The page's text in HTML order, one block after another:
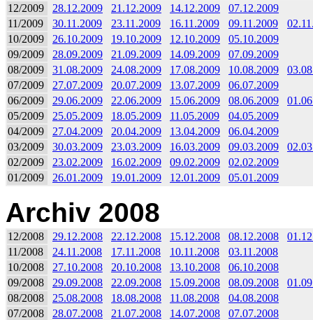
12/2009 28.12.2009 21.12.2009 14.12.2009
07.12.2009
11/2009
30.11.2009 23.11.2009 16.11.2009 09.11.2009
10/2009
26.10.2009 19.10.2009 12.10.2009
05.10.2009
09/2009
28.09.2009 21.09.2009 14.09.2009
07.09.2009
08/2009
31.08.2009 24.08.2009 17.08.2009 10.08.2009
07/2009
27.07.2009 20.07.2009 13.07.2009
06.07.2009
06/2009
29.06.2009 22.06.2009 15.06.2009 08.06.2009
05/2009
25.05.2009 18.05.2009 11.05.2009
04.05.2009
04/2009
27.04.2009 20.04.2009 13.04.2009
06.04.2009
03/2009
30.03.2009 23.03.2009 16.03.2009 09.03.2009
02/2009
23.02.2009 16.02.2009 09.02.2009
02.02.2009
01/2009
26.01.2009 19.01.2009 12.01.2009 05.01.2009
Archiv 2008
12/2008 29.12.2008 22.12.2008 15.12.2008 08.12.2008
11/2008
24.11.2008 17.11.2008 10.11.2008
03.11.2008
10/2008
27.10.2008 20.10.2008 13.10.2008
06.10.2008
09/2008
29.09.2008 22.09.2008 15.09.2008 08.09.2008
08/2008
25.08.2008 18.08.2008 11.08.2008
04.08.2008
07/2008
28.07.2008 21.07.2008 14.07.2008
07.07.2008